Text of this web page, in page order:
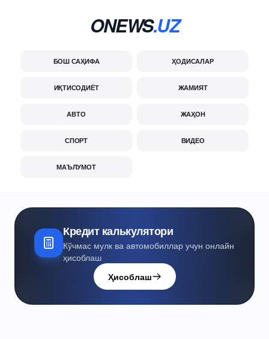
ONEWS.UZ
БОШ САҲИФА ҲОДИСАЛАР
ИҚТИСОДИЁТ ЖАМИЯТ
АВТО ЖАҲОН
СПОРТ ВИДЕО
МАЪЛУМОТ
Кредит калькулятори
Кўчмас мулк ва автомобиллар учун онлайн
ҳисоблаш
Ҳисоблаш